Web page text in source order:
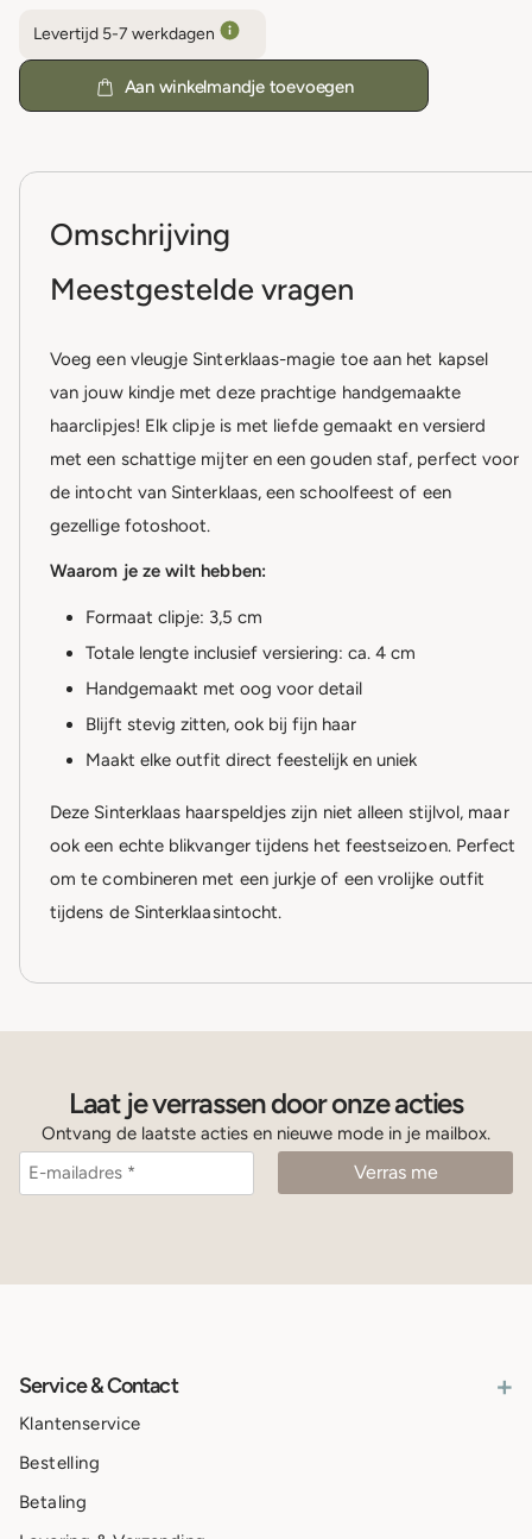
Levertijd 5-7 werkdagen
Aan winkelmandje toevoegen
Omschrijving
Meestgestelde vragen
Voeg een vleugje Sinterklaas-magie toe aan het kapsel
van jouw kindje met deze prachtige handgemaakte
haarclipjes! Elk clipje is met liefde gemaakt en versierd
met een schattige mijter en een gouden staf, perfect voor
de intocht van Sinterklaas, een schoolfeest of een
gezellige fotoshoot.
Waarom je ze wilt hebben:
Formaat clipje: 3,5 cm
Totale lengte inclusief versiering: ca. 4 cm
Handgemaakt met oog voor detail
Blijft stevig zitten, ook bij fijn haar
Maakt elke outfit direct feestelijk en uniek
Deze Sinterklaas haarspeldjes zijn niet alleen stijlvol, maar
ook een echte blikvanger tijdens het feestseizoen. Perfect
om te combineren met een jurkje of een vrolijke outfit
tijdens de Sinterklaasintocht.
Laat je verrassen door onze acties
Ontvang de laatste acties en nieuwe mode in je mailbox.
Service & Contact +
Klantenservice
Bestelling
Betaling